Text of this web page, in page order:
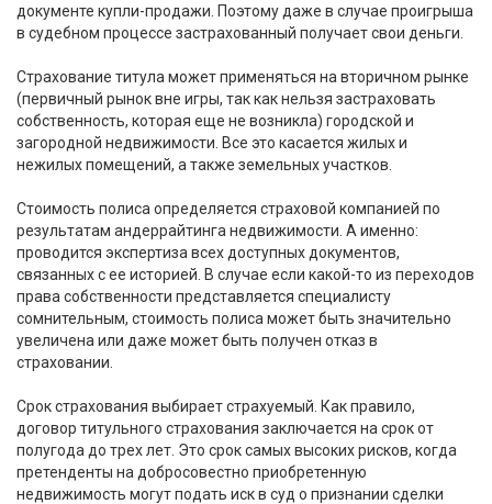
документе купли-продажи. Поэтому даже в случае проигрыша
в судебном процессе застрахованный получает свои деньги.
Страхование титула может применяться на вторичном рынке
(первичный рынок вне игры, так как нельзя застраховать
собственность, которая еще не возникла) городской и
загородной недвижимости. Все это касается жилых и
нежилых помещений, а также земельных участков.
Стоимость полиса определяется страховой компанией по
результатам андеррайтинга недвижимости. А именно:
проводится экспертиза всех доступных документов,
связанных с ее историей. В случае если какой-то из переходов
права собственности представляется специалисту
сомнительным, стоимость полиса может быть значительно
увеличена или даже может быть получен отказ в
страховании.
Срок страхования выбирает страхуемый. Как правило,
договор титульного страхования заключается на срок от
полугода до трех лет. Это срок самых высоких рисков, когда
претенденты на добросовестно приобретенную
недвижимость могут подать иск в суд о признании сделки